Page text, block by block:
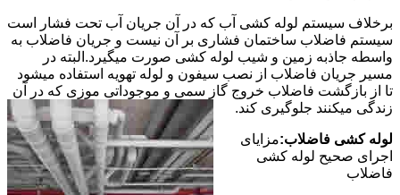
برخلاف سیستم لوله کشی آب که در آن جریان آب تحت فشار است
سیستم فاضلاب ساختمان فشاری بر آن نیست و جریان فاضلاب به
واسطه جاذبه زمین و شیب لوله کشی صورت میگیرد.البته در
مسیر جریان فاضلاب از نصب سیفون و لوله تهویه استفاده میشود
تا از بازگشت فاضلاب خروج گاز سمی و موجوداتی موزی که در آن
زندگی میکنند جلوگیری کند.
لوله کشی فاضلاب:مزایای
اجرای صحیح لوله کشی
فاضلاب